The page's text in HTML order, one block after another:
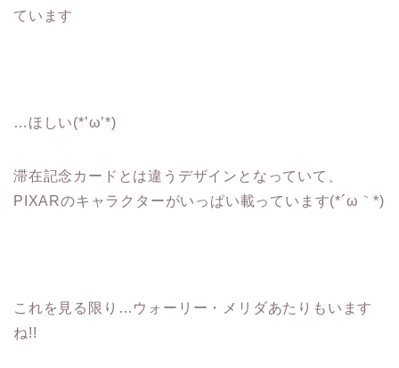
ています
…ほしい(*’ω’*)
滞在記念カードとは違うデザインとなっていて、
PIXARのキャラクターがいっぱい載っています(*´ω｀*)
これを見る限り…ウォーリー・メリダあたりもいます
ね!!